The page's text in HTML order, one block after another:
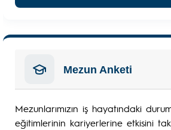
Mezun Anketi
Mezunlarımızın iş hayatındaki
eğitimlerinin kariyerlerine etkisini